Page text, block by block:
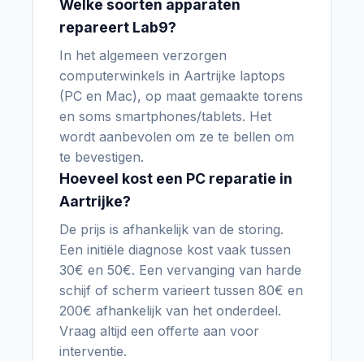
Welke soorten apparaten
repareert Lab9?
In het algemeen verzorgen
computerwinkels in Aartrijke laptops
(PC en Mac), op maat gemaakte torens
en soms smartphones/tablets. Het
wordt aanbevolen om ze te bellen om
te bevestigen.
Hoeveel kost een PC reparatie in
Aartrijke?
De prijs is afhankelijk van de storing.
Een initiële diagnose kost vaak tussen
30€ en 50€. Een vervanging van harde
schijf of scherm varieert tussen 80€ en
200€ afhankelijk van het onderdeel.
Vraag altijd een offerte aan voor
interventie.